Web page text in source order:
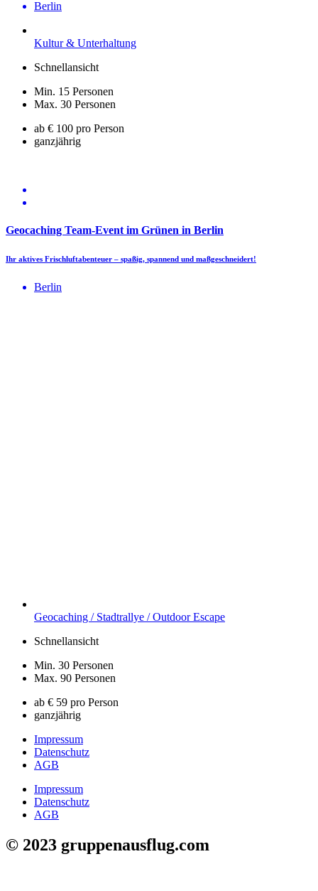
Berlin
Kultur & Unterhaltung
Schnellansicht
Min. 15 Personen
Max. 30 Personen
ab € 100 pro Person
ganzjährig
Geocaching Team-Event im Grünen in Berlin
Ihr aktives Frischluftabenteuer – spaßig, spannend und maßgeschneidert!
Berlin
Geocaching / Stadtrallye / Outdoor Escape
Schnellansicht
Min. 30 Personen
Max. 90 Personen
ab € 59 pro Person
ganzjährig
Impressum
Datenschutz
AGB
Impressum
Datenschutz
AGB
© 2023 gruppenausflug.com